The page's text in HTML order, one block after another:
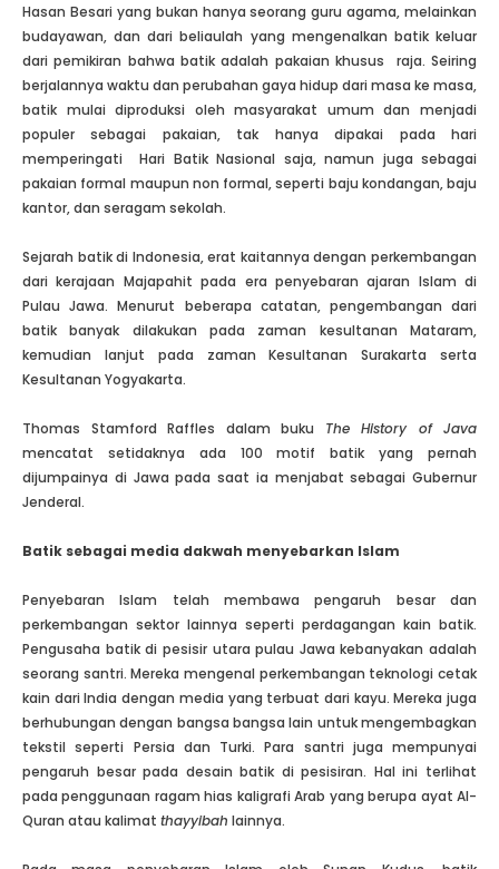
Hasan Besari yang bukan hanya seorang guru agama, melainkan
budayawan, dan dari beliaulah yang mengenalkan batik keluar
dari pemikiran bahwa batik adalah pakaian khusus raja. Seiring
berjalannya waktu dan perubahan gaya hidup dari masa ke masa,
batik mulai diproduksi oleh masyarakat umum dan menjadi
populer sebagai pakaian, tak hanya dipakai pada hari
memperingati Hari Batik Nasional saja, namun juga sebagai
pakaian formal maupun non formal, seperti baju kondangan, baju
kantor, dan seragam sekolah.
Sejarah batik di Indonesia, erat kaitannya dengan perkembangan
dari kerajaan Majapahit pada era penyebaran ajaran Islam di
Pulau Jawa. Menurut beberapa catatan, pengembangan dari
batik banyak dilakukan pada zaman kesultanan Mataram,
kemudian lanjut pada zaman Kesultanan Surakarta serta
Kesultanan Yogyakarta.
Thomas Stamford Raffles dalam buku The History of Java
mencatat setidaknya ada 100 motif batik yang pernah
dijumpainya di Jawa pada saat ia menjabat sebagai Gubernur
Jenderal.
Batik sebagai media dakwah menyebarkan Islam
Penyebaran Islam telah membawa pengaruh besar dan
perkembangan sektor lainnya seperti perdagangan kain batik.
Pengusaha batik di pesisir utara pulau Jawa kebanyakan adalah
seorang santri. Mereka mengenal perkembangan teknologi cetak
kain dari India dengan media yang terbuat dari kayu. Mereka juga
berhubungan dengan bangsa bangsa lain untuk mengembagkan
tekstil seperti Persia dan Turki. Para santri juga mempunyai
pengaruh besar pada desain batik di pesisiran. Hal ini terlihat
pada penggunaan ragam hias kaligrafi Arab yang berupa ayat Al-
Quran atau kalimat thayyibah lainnya.